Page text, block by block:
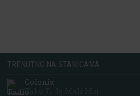
TRENUTNO NA STANICAMA
Colonia
Tako Ti Je Mali Moj